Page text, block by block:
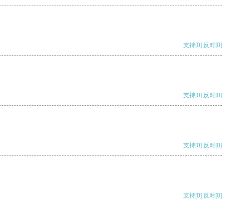
支持[0] 反对[0]
支持[0] 反对[0]
支持[0] 反对[0]
支持[0] 反对[0]